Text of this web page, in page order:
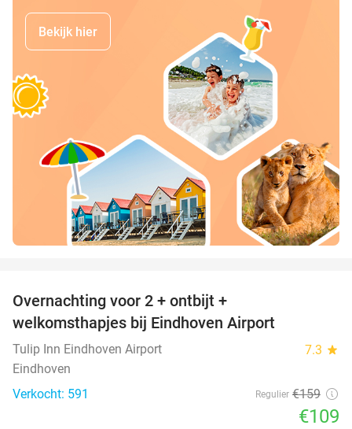
Bekijk hier
Overnachting voor 2 + ontbijt +
welkomsthapjes bij Eindhoven Airport
Tulip Inn Eindhoven Airport 7.3 star
Eindhoven
Verkocht: 591
Regulier €159
€109